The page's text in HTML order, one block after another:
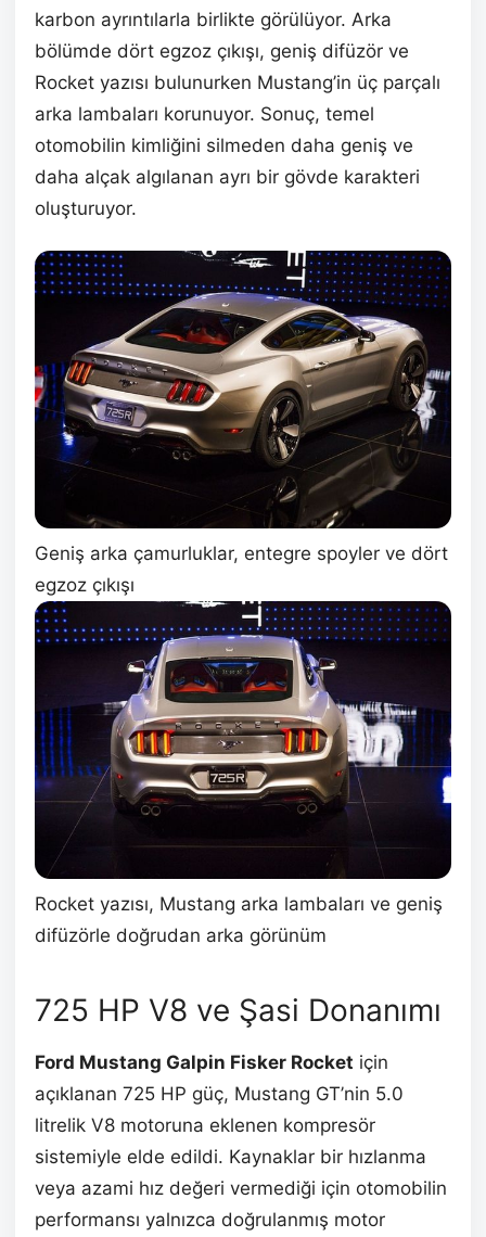
karbon ayrıntılarla birlikte görülüyor. Arka
bölümde dört egzoz çıkışı, geniş difüzör ve
Rocket yazısı bulunurken Mustang’in üç parçalı
arka lambaları korunuyor. Sonuç, temel
otomobilin kimliğini silmeden daha geniş ve
daha alçak algılanan ayrı bir gövde karakteri
oluşturuyor.
Geniş arka çamurluklar, entegre spoyler ve dört
egzoz çıkışı
Rocket yazısı, Mustang arka lambaları ve geniş
difüzörle doğrudan arka görünüm
725 HP V8 ve Şasi Donanımı
Ford Mustang Galpin Fisker Rocket için
açıklanan 725 HP güç, Mustang GT’nin 5.0
litrelik V8 motoruna eklenen kompresör
sistemiyle elde edildi. Kaynaklar bir hızlanma
veya azami hız değeri vermediği için otomobilin
performansı yalnızca doğrulanmış motor